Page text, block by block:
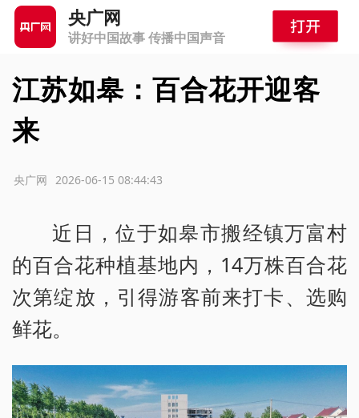
央广网
讲好中国故事 传播中国声音
江苏如皋：百合花开迎客
来
2026-06-15 08:44:43
央广网
近日，位于如皋市搬经镇万富村
的百合花种植基地内，14万株百合花
次第绽放，引得游客前来打卡、选购
鲜花。